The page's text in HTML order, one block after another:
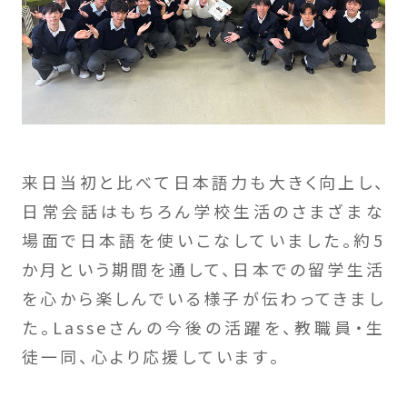
来日当初と比べて日本語力も大きく向上し、
日常会話はもちろん学校生活のさまざまな
場面で日本語を使いこなしていました。約5
か月という期間を通して、日本での留学生活
を心から楽しんでいる様子が伝わってきまし
た。Lasseさんの今後の活躍を、教職員・生
徒一同、心より応援しています。